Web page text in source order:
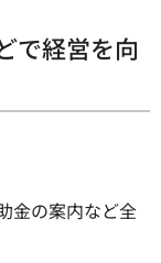
で経営を向
金の案内など全